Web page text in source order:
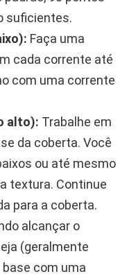
suficientes.
Faça uma
cada corrente até
com uma corrente
alto): Trabalhe em
da coberta. Você
ou até mesmo
textura. Continue
para a coberta.
alcançar o
(geralmente
base com uma